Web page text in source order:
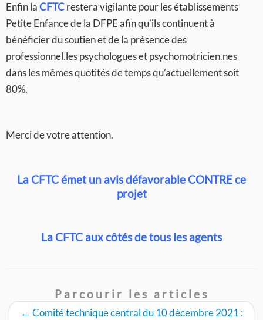
Enfin laCFTCrestera vigilante pour les établissements
Petite Enfance de la DFPE afin qu’ils continuent à
bénéficier du soutien et de la présence des
professionnel.les psychologues et psychomotricien.nes
dans les mêmes quotités de temps qu’actuellement soit
80%.
Merci de votre attention.
La CFTC émet un avis défavorable CONTRE ce
projet
La CFTC aux côtés de tous les agents
Parcourir les articles
← Comité technique central du 10 décembre 2021 :